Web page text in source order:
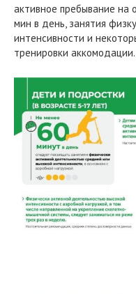
активное пребывание на
мин в день, занятия
интенсивности и
тренировки аккомодации.